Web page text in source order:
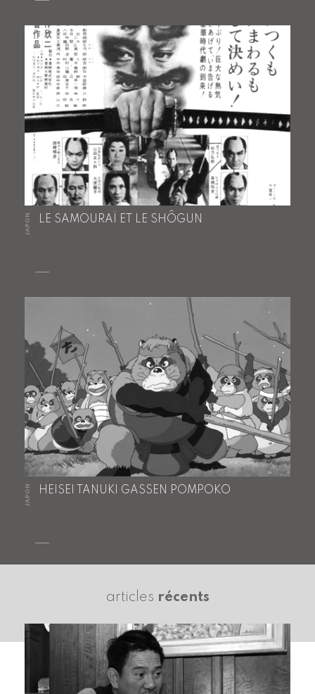
JAPON LE SAMOURAÏ ET LE SHÔGUN
JAPON HEISEI TANUKI GASSEN POMPOKO
articles récents